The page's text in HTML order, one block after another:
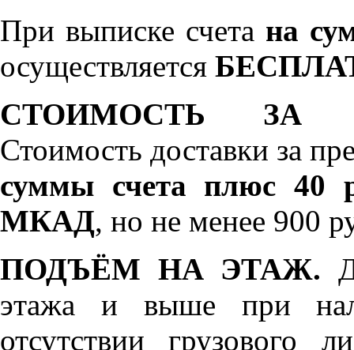
При выписке счета на
осуществляется
СТОИМОСТЬ ЗА
Стоимость доставки за
суммы счета плюс 40
МКАД, но не менее 900
ПОДЪЁМ НА ЭТАЖ.
этажа и выше при
отсутствии грузового